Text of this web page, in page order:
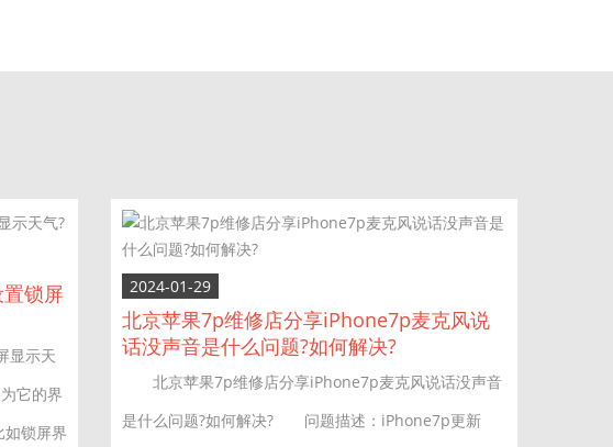
锁屏
显示天
它的界
锁屏界
2024-01-29
北京苹果7p维修店分享iPhone7p麦克风说
话没声音是什么问题?如何解决?
北京苹果7p维修店分享iPhone7p麦克风说话没声音
是什么问题?如何解决? 问题描述：iPhone7p更新